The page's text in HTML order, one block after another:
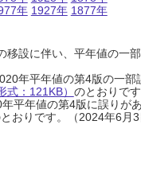
年 1927年 1877年
移設に伴い、平年値の一
年平年値の第4版の一
：121KB） のとおりで
平年値の第4版に誤りが
おりです。（2024年6月3